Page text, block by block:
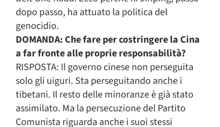
dopo passo, ha attuato la politica del
genocidio.
DOMANDA: Che fare per costringere la Cina
a far fronte alle proprie responsabilità?
RISPOSTA: Il governo cinese non perseguita
solo gli uiguri. Sta perseguitando anche i
tibetani. Il resto delle minoranze è già stato
assimilato. Ma la persecuzione del Partito
Comunista riguarda anche i suoi stessi